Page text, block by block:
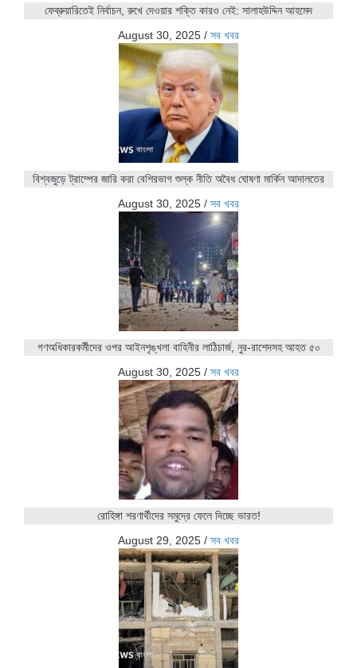
ফেব্রুয়ারিতেই নির্বাচন, রুখে দেওয়ার শক্তি কারও নেই: সালাহউদ্দিন আহমেদ
August 30, 2025 / সব খবর
বিশ্বজুড়ে ট্রাম্পের জারি করা বেশিরভাগ শুল্ক নীতি অবৈধ ঘোষণা মার্কিন আদালতের
August 30, 2025 / সব খবর
গণঅধিকারকর্মীদের ওপর আইনশৃঙ্খলা বাহিনীর লাঠিচার্জ, নুর-রাশেদসহ আহত ৫০
August 30, 2025 / সব খবর
রোহিঙ্গা শরণার্থীদের সমুদ্রে ফেলে দিচ্ছে ভারত!
August 29, 2025 / সব খবর